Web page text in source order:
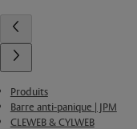
Produits
Barre anti-panique | JPM
CLEWEB & CYLWEB